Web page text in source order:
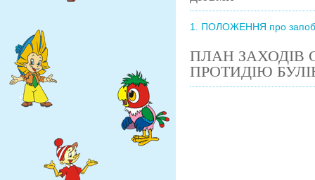
1. ПОЛОЖЕННЯ про
ПЛАН ЗАХОДІВ
ПРОТИДІЮ